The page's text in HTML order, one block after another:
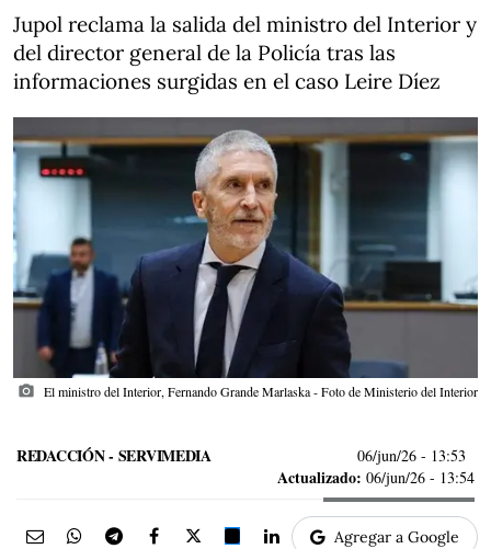
Jupol reclama la salida del ministro del Interior y
del director general de la Policía tras las
informaciones surgidas en el caso Leire Díez
photo_camera El ministro del Interior, Fernando Grande Marlaska - Foto de Ministerio del Interior
REDACCIÓN - SERVIMEDIA 06/jun/26 - 13:53
Actualizado: 06/jun/26 - 13:54
Agregar a Google